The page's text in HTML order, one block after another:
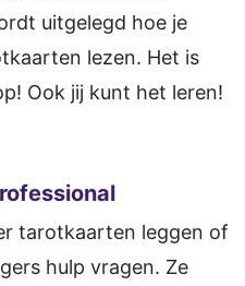
uitgelegd hoe je
lezen. Het is
Ook jij kunt het leren!
tarotkaarten leggen of
hulp vragen. Ze